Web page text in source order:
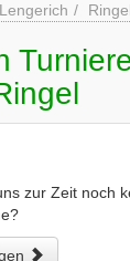
Lengerich Ringel
zur Zeit noch